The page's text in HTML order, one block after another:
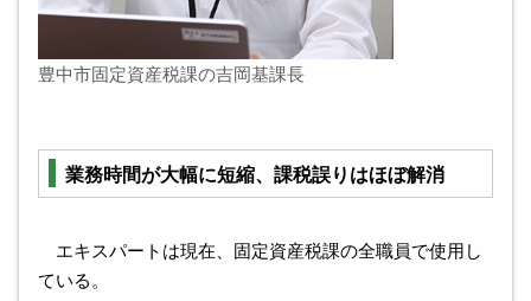
豊中市固定資産税課の吉岡基課長
業務時間が大幅に短縮、課税誤りはほぼ解消
エキスパートは現在、固定資産税課の全職員で使用し
ている。